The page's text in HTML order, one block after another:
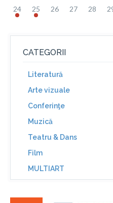
24 25 26 27 28
CATEGORII
Literatură
Arte vizuale
Conferinţe
Muzică
Teatru & Dans
Film
MULTIART